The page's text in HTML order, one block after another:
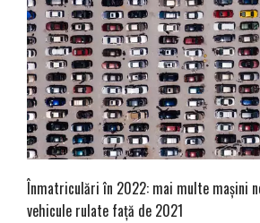
Înmatriculări în 2022: mai multe mașini
vehicule rulate față de 2021